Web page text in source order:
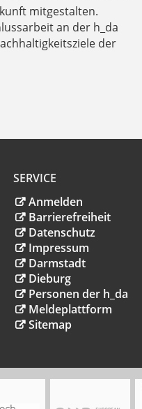
mitgestalten.
an der h_da
der
SERVICE
Anmelden
Barrierefreiheit
Datenschutz
Impressum
Darmstadt
Dieburg
Personen der h_da
Meldeplattform
Sitemap